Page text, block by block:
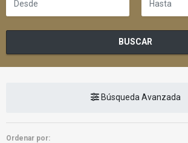
BUSCAR
Búsqueda Avanzada
Ordenar por: